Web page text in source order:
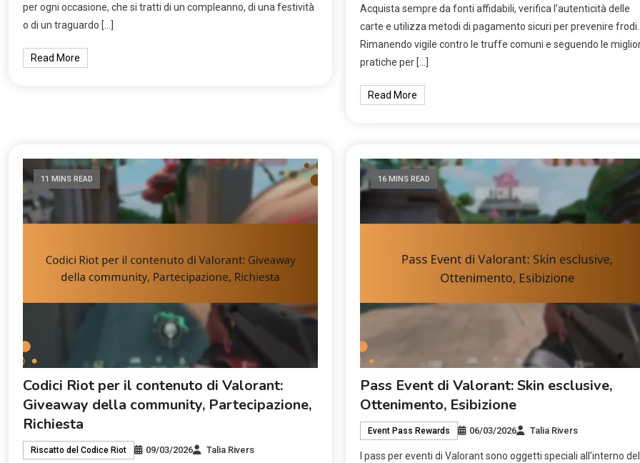
per ogni occasione, che si tratti di un compleanno, di una festività
o di un traguardo […]
Read More
Acquista sempre da fonti affidabili, verifica l’autenticità delle
carte e utilizza metodi di pagamento sicuri per prevenire frodi.
Rimanendo vigile contro le truffe comuni e seguendo le
pratiche per […]
Read More
11 MINS READ
Codici Riot per il contenuto di Valorant:
Giveaway della community, Partecipazione,
Richiesta
Riscatto del Codice Riot 09/03/2026 Talia Rivers
16 MINS READ
Pass Event di Valorant: Skin esclusive,
Ottenimento, Esibizione
Event Pass Rewards 06/03/2026 Talia Rivers
I pass per eventi di Valorant sono oggetti speciali all’interno del